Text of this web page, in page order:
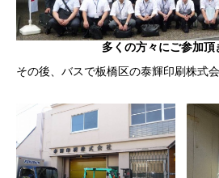
多くの方々にご参加頂
その後、バスで板橋区の泰輝印刷株式